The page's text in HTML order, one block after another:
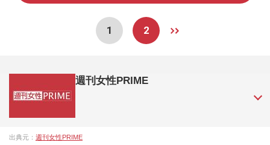
1 2
週刊女性PRIME
成27年）1月に開設された主婦と生活社が運営する日本のニュ
出典元： 週刊女性PRIME